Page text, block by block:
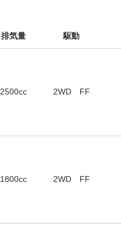
排気量 駆動
2500cc 2WD FF
1800cc 2WD FF